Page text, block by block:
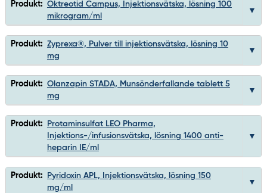
Produkt: Oktreotid Campus, Injektionsvätska, lösning 100
mikrogram/ml
Produkt: Zyprexa®, Pulver till injektionsvätska, lösning 10
mg
Produkt: Olanzapin STADA, Munsönderfallande tablett 5
mg
Produkt:
Protaminsulfat LEO Pharma,
Injektions-/infusionsvätska, lösning 1400 anti-
heparin IE/ml
Produkt:
Pyridoxin APL, Injektionsvätska, lösning 150
mg/ml